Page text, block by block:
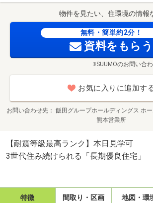
物件を見たい、住環境の情報
無料・簡単約2分！
資料をもらう
※SUUMOのお問い合
お気に入りに追加す
お問い合わせ先
飯田グループホールディングス ホ
熊本営業所
【耐震等級最高ランク】本日見学可
3世代住み続けられる「長期優良住宅」
特徴 間取り・区画 地図・環